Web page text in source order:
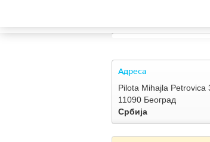
Адреса
Pilota Mihajla Petrovica
11090 Београд
Србија
Property management system